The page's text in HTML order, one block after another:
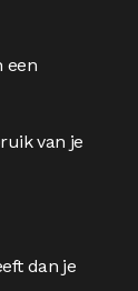
een
van je
dan je